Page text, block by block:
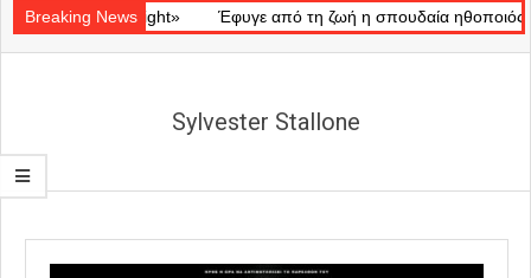
Navigation
Menu
Breaking News
«Ray of Light» Έφυγε από τη ζωή η σπουδαία ηθοποιός Μάρω
Sylvester Stallone